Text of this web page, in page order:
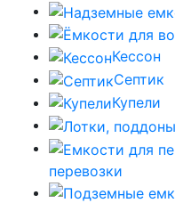
Кессон
Септик
Купели
перевозки